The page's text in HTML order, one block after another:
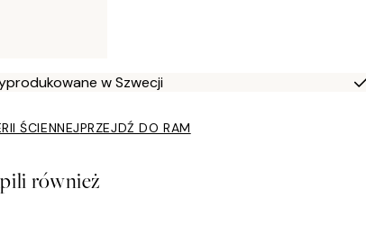
w Szwecji
ŚCIENNEJPRZEJDŹ DO RAM
również